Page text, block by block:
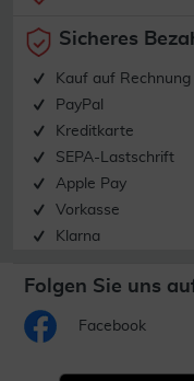
Sicheres
Kauf auf Rechnung
PayPal
Kreditkarte
SEPA-Lastschrift
Apple Pay
Vorkasse
Klarna
Folgen Sie uns
Facebook